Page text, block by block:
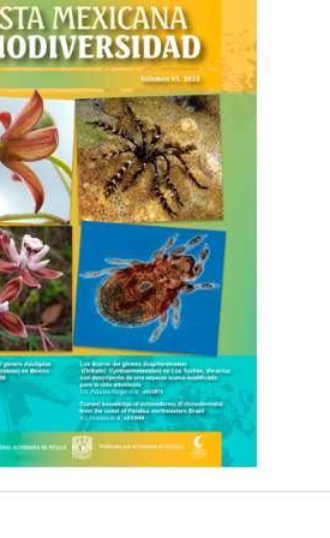
Navarro, J. C. (2013). Determinación
en mosquitos (Diptera: Culicidae)
criterios explícitos de optimización.
Salud Ambiental, 53, 165–182.
Alarcón, L. V. y Miranda-
neotropicales como unidades
Biología Tropical, 68, 503–516.
rbt.v68i2.39347
A. B. y Hedges, B. (2016).
and biogeography of the
Arboranae). Zootaxa, 4104, 1–
zootaxa.4104.1.1
León-Yánez, S. (2009). Patrones de
endémicas ecuatorianas:
para la conservación. En A. M.